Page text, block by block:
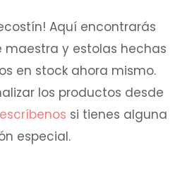
Aquí encontrarás
y estolas hechas
en stock ahora mismo.
los productos desde
escríbenos si tienes alguna
especial.